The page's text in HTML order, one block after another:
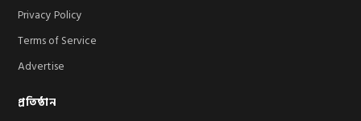
Privacy Policy
Terms of Service
Advertise
প্রতিষ্ঠান